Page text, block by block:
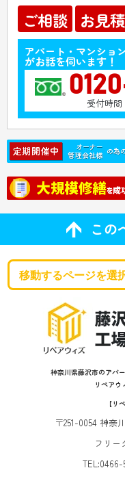
ご相談 お見
アパート・マンショ
がお話を伺います！
受付時間
この
神奈川県藤沢市のアパ
リペアウ
【リ
〒251-0054 神奈
フリー
TEL:0466-